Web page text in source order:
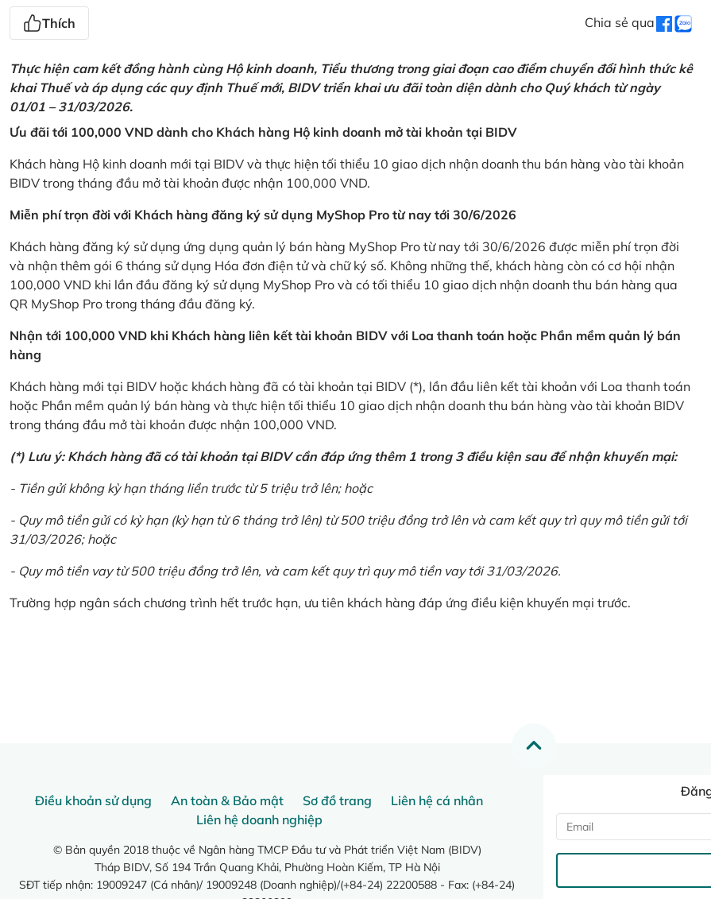
Thích Chia sẻ qua
Thực hiện cam kết đồng hành cùng Hộ kinh doanh, Tiểu thương trong giai đoạn cao điểm chuyển đổi hình thức kê
khai Thuế và áp dụng các quy định Thuế mới, BIDV triển khai ưu đãi toàn diện dành cho Quý khách từ ngày
01/01 – 31/03/2026.
Ưu đãi tới 100,000 VND dành cho Khách hàng Hộ kinh doanh mở tài khoản tại BIDV
Khách hàng Hộ kinh doanh mới tại BIDV và thực hiện tối thiểu 10 giao dịch nhận doanh thu bán hàng vào tài khoản
BIDV trong tháng đầu mở tài khoản được nhận 100,000 VND.
Miễn phí trọn đời với Khách hàng đăng ký sử dụng MyShop Pro từ nay tới 30/6/2026
Khách hàng đăng ký sử dụng ứng dụng quản lý bán hàng MyShop Pro từ nay tới 30/6/2026 được miễn phí trọn đời
và nhận thêm gói 6 tháng sử dụng Hóa đơn điện tử và chữ ký số. Không những thế, khách hàng còn có cơ hội nhận
100,000 VND khi lần đầu đăng ký sử dụng MyShop Pro và có tối thiểu 10 giao dịch nhận doanh thu bán hàng qua
QR MyShop Pro trong tháng đầu đăng ký.
Nhận tới 100,000 VND khi Khách hàng liên kết tài khoản BIDV với Loa thanh toán hoặc Phần mềm quản lý bán
hàng
Khách hàng mới tại BIDV hoặc khách hàng đã có tài khoản tại BIDV (*), lần đầu liên kết tài khoản với Loa thanh toán
hoặc Phần mềm quản lý bán hàng và thực hiện tối thiểu 10 giao dịch nhận doanh thu bán hàng vào tài khoản BIDV
trong tháng đầu mở tài khoản được nhận 100,000 VND.
(*) Lưu ý: Khách hàng đã có tài khoản tại BIDV cần đáp ứng thêm 1 trong 3 điều kiện sau để nhận khuyến mại:
- Tiền gửi không kỳ hạn tháng liền trước từ 5 triệu trở lên; hoặc
- Quy mô tiền gửi có kỳ hạn (kỳ hạn từ 6 tháng trở lên) từ 500 triệu đồng trở lên và cam kết quy trì quy mô tiền gửi tới
31/03/2026; hoặc
- Quy mô tiền vay từ 500 triệu đồng trở lên, và cam kết quy trì quy mô tiền vay tới 31/03/2026.
Trường hợp ngân sách chương trình hết trước hạn, ưu tiên khách hàng đáp ứng điều kiện khuyến mại trước.
Điều khoản sử dụng An toàn & Bảo mật Sơ đồ trang
Liên hệ cá nhân
Liên hệ doanh nghiệp
© Bản quyền 2018 thuộc về Ngân hàng TMCP Đầu tư và Phát triển Việt Nam (BIDV)
Tháp BIDV, Số 194 Trần Quang Khải, Phường Hoàn Kiếm, TP Hà Nội
SĐT tiếp nhận: 19009247 (Cá nhân)/ 19009248 (Doanh nghiệp)/(+84-24) 22200588 - Fax: (+84-24)